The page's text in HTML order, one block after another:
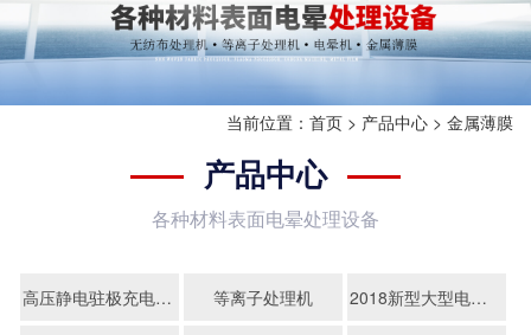
当前位置： 首页 > 产品中心 > 金属薄膜
产品中心
各种材料表面电晕处理设备
高压静电驻极充电无纺布处理机 等离子处理机 2018新型大型电晕机